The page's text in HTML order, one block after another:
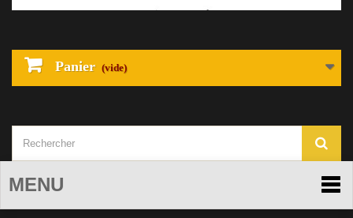
Panier (vide)
MENU